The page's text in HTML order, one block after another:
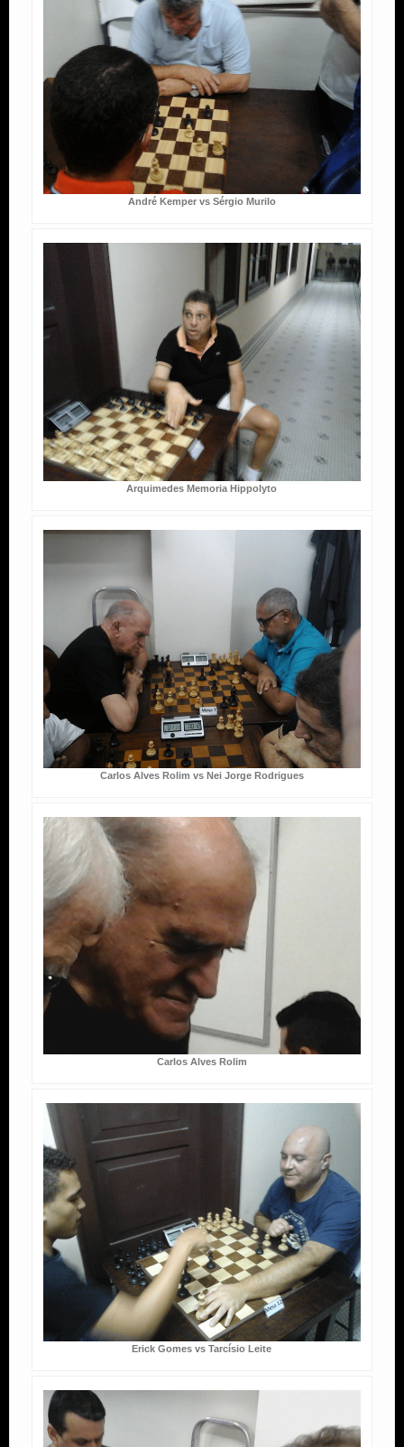
André Kemper vs Sérgio Murilo
Arquimedes Memoria Hippolyto
Carlos Alves Rolim vs Nei Jorge Rodrigues
Carlos Alves Rolim
Erick Gomes vs Tarcísio Leite